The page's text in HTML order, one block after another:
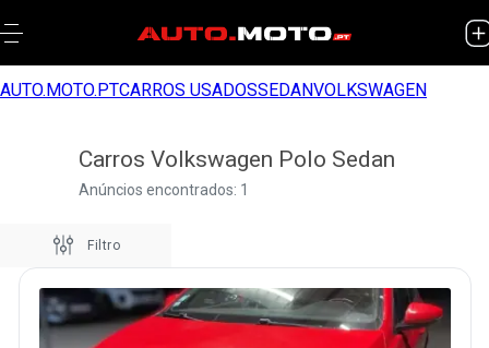
AUTO.MOTO.PTCARROS USADOSSEDANVOLKSWAGEN
Carros Volkswagen Polo Sedan
Anúncios encontrados: 1
Filtro